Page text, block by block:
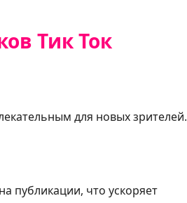
Тик Ток
для новых зрителей.
публикации, что ускоряет